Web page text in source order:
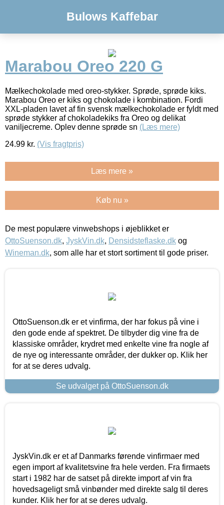
Bulows Kaffebar
Marabou Oreo 220 G
Mælkechokolade med oreo-stykker. Sprøde, sprøde kiks.
Marabou Oreo er kiks og chokolade i kombination. Fordi
XXL-pladen lavet af fin svensk mælkechokolade er fyldt med
sprøde stykker af chokoladekiks fra Oreo og delikat
vaniljecreme. Oplev denne sprøde sn (Læs mere)
24.99 kr. (Vis fragtpris)
Læs mere »
Køb nu »
De mest populære vinwebshops i øjeblikket er
OttoSuenson.dk, JyskVin.dk, Densidsteflaske.dk og
Wineman.dk, som alle har et stort sortiment til gode priser.
OttoSuenson.dk er et vinfirma, der har fokus på vine i
den gode ende af spektret. De tilbyder dig vine fra de
klassiske områder, krydret med enkelte vine fra nogle af
de nye og interessante områder, der dukker op. Klik her
for at se deres udvalg.
Se udvalget på OttoSuenson.dk
JyskVin.dk er et af Danmarks førende vinfirmaer med
egen import af kvalitetsvine fra hele verden. Fra firmaets
start i 1982 har de satset på direkte import af vin fra
hovedsageligt små vinbønder med direkte salg til deres
kunder. Klik her for at se deres udvalg.